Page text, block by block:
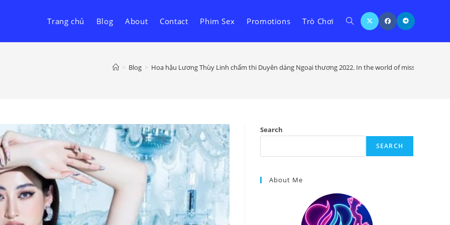
Trang chủ Blog About Contact Phim Sex Promotions Trò Chơi Toggle
website
> Blog > Hoa hậu Lương Thùy Linh chấm thi Duyên dáng Ngoại thương 2022. In the world of miss world in
Search
SEARCH
About Me